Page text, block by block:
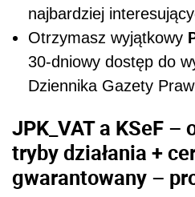
najbardziej
Otrzymasz wyjątkowy
30-dniowy dostęp do
Dziennika Gazety
JPK_VAT a KSeF –
tryby działania +
gwarantowany –